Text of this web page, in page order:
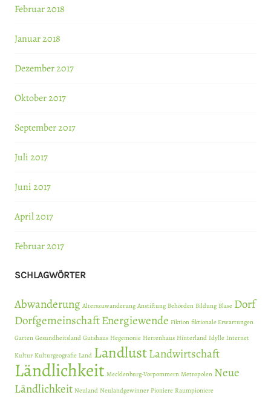
Februar 2018
Januar 2018
Dezember 2017
Oktober 2017
September 2017
Juli 2017
Juni 2017
April 2017
Februar 2017
SCHLAGWÖRTER
Abwanderung Alterszuwanderung Anstiftung Behörden Bildung Blase Dorf
DorfgemeinschaftEnergiewende Fiktion fiktionale Erwartungen
Garten Gesundheitsland Gutshaus Hegemonie Herrenhaus Hinterland Idylle Internet
Kultur Kulturgeografie Land LandlustLandwirtschaft
Ländlichkeit Mecklenburg-Vorpommern Metropolen Neue
Ländlichkeit Neuland Neulandgewinner Pioniere Raumpioniere